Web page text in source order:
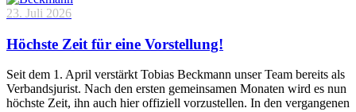
23. Juli 2026
Höchste Zeit für eine Vorstellung!
Seit dem 1. April verstärkt Tobias Beckmann unser Team bereits als
Verbandsjurist. Nach den ersten gemeinsamen Monaten wird es nun
höchste Zeit, ihn auch hier offiziell vorzustellen. In den vergangenen